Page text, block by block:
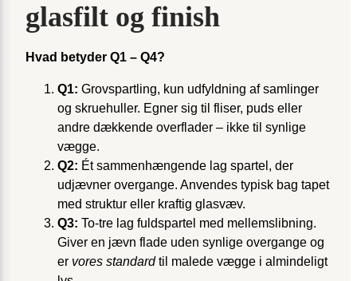
glasfilt og finish
Hvad betyder Q1 – Q4?
Q1: Grovspartling, kun udfyldning af samlinger
og skruehuller. Egner sig til fliser, puds eller
andre dækkende overflader – ikke til synlige
vægge.
Q2: Ét sammenhængende lag spartel, der
udjævner overgange. Anvendes typisk bag tapet
med struktur eller kraftig glasvæv.
Q3: To-tre lag fuldspartel med mellemslibning.
Giver en jævn flade uden synlige overgange og
er vores standardtil malede vægge i almindeligt